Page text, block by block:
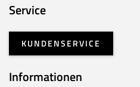
Service
KUNDENSERVICE
Informationen